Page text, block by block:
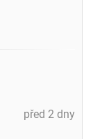
před 2 dny